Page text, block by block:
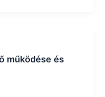
működése és